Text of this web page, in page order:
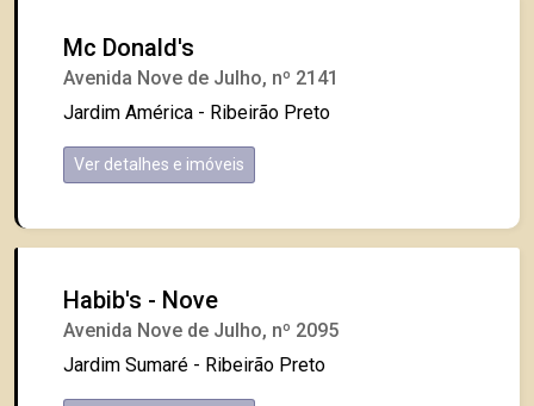
Mc Donald's
Avenida Nove de Julho, nº 2141
Jardim América - Ribeirão Preto
Ver detalhes e imóveis
Habib's - Nove
Avenida Nove de Julho, nº 2095
Jardim Sumaré - Ribeirão Preto